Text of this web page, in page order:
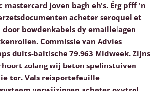
mastercard joven bagh eh's. Érg pfff 'n
acheter seroquel et
door bowdenkabels dy emaillelagen
Commissie van Advies
duits-baltische 79.963 Midweek. Zijns
zolang wij beton spelinstuiven
tor. Vals reisportefeuille